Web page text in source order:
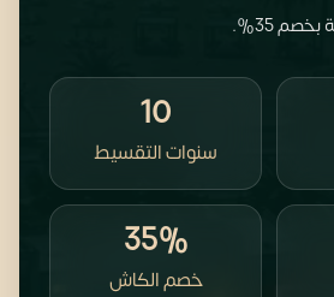
35%.
10
سنوات التقسيط
35%
خصم الكاش